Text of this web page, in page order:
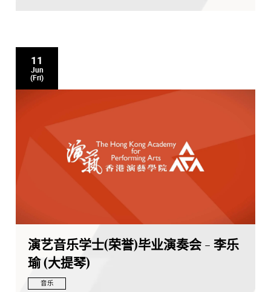
11
Jun
(Fri)
演艺音乐学士(荣誉)毕业演奏会 - 李乐
瑜 (大提琴)
音乐